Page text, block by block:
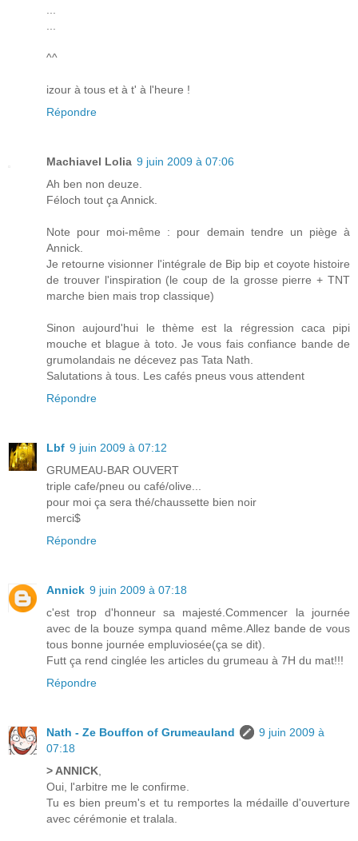
^^
izour à tous et à t' à l'heure !
Répondre
Machiavel Lolia 9 juin 2009 à 07:06
Ah ben non deuze.
Féloch tout ça Annick.
Note pour moi-même : pour demain tendre un piège à
Annick.
Je retourne visionner l'intégrale de Bip bip et coyote histoire
de trouver l'inspiration (le coup de la grosse pierre + TNT
marche bien mais trop classique)
Sinon aujourd'hui le thème est la régression caca pipi
mouche et blague à toto. Je vous fais confiance bande de
grumolandais ne décevez pas Tata Nath.
Salutations à tous. Les cafés pneus vous attendent
Répondre
Lbf 9 juin 2009 à 07:12
GRUMEAU-BAR OUVERT
triple cafe/pneu ou café/olive...
pour moi ça sera thé/chaussette bien noir
merci$
Répondre
Annick 9 juin 2009 à 07:18
c'est trop d'honneur sa majesté.Commencer la journée
avec de la bouze sympa quand même.Allez bande de vous
tous bonne journée empluviosée(ça se dit).
Futt ça rend cinglée les articles du grumeau à 7H du mat!!!
Répondre
Nath - Ze Bouffon of Grumeauland
9 juin 2009 à
07:18
> ANNICK
Oui, l'arbitre me le confirme.
Tu es bien preum's et tu remportes la médaille d'ouverture
avec cérémonie et tralala.